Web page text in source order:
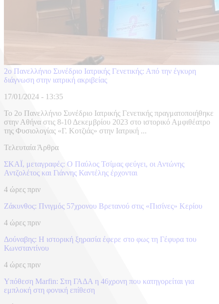
2o Πανελλήνιο Συνέδριο Ιατρικής Γενετικής: Από την έγκυρη
διάγνωση στην ιατρική ακριβείας
17/01/2024 - 13:35
Το 2o Πανελλήνιο Συνέδριο Ιατρικής Γενετικής πραγματοποιήθηκε
στην Αθήνα στις 8-10 Δεκεμβρίου 2023 στο ιστορικό Αμφιθέατρο
της Φυσιολογίας «Γ. Κοτζιάς» στην Ιατρική ...
Τελευταία Άρθρα
ΣΚΑΪ, μεταγραφές: Ο Παύλος Τσίμας φεύγει, οι Αντώνης
Αντζολέτος και Γιάννης Καντέλης έρχονται
4 ώρες πριν
Ζάκυνθος: Πνιγμός 57χρονου Βρετανού στις «Πισίνες» Κερίου
4 ώρες πριν
Δούναβης: Η ιστορική ξηρασία έφερε στο φως τη Γέφυρα του
Κωνσταντίνου
4 ώρες πριν
Υπόθεση Marfin: Στη ΓΑΔΑ η 46χρονη που κατηγορείται για
εμπλοκή στη φονική επίθεση